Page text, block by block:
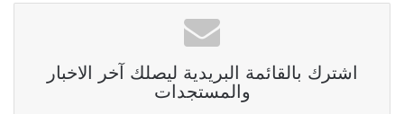
اشترك بالقائمة البريدية ليصلك آخر الاخبار
والمستجدات